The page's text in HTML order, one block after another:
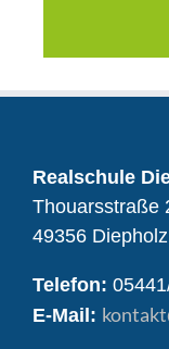
Realschule
Thouarsstraße
49356 Diepholz
Telefon:
E-Mail: kontakt